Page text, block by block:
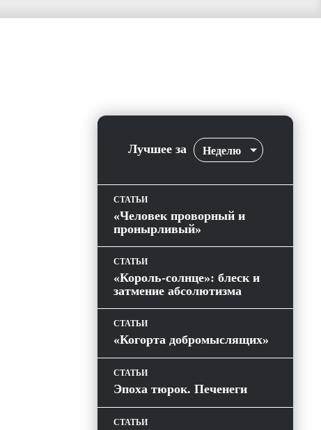
Лучшее за Неделю
СТАТЬИ
«Человек проворный и
пронырливый»
СТАТЬИ
«Король-солнце»: блеск и
затмение абсолютизма
СТАТЬИ
«Когорта добромыслящих»
СТАТЬИ
Эпоха тюрок. Печенеги
СТАТЬИ